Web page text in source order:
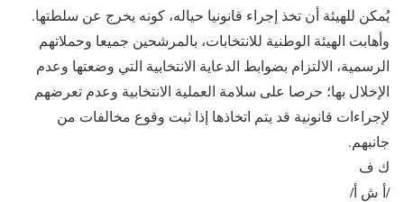
يُمكن للهيئة أن تخذ إجراء قانونيا حياله، كونه يخرج عن سلطتها.
وأهابت الهيئة الوطنية للانتخابات، بالمرشحين جميعا وحملاتهم
الرسمية، الالتزام بضوابط الدعاية الانتخابية التي وضعتها وعدم
الإخلال بها؛ حرصا على سلامة العملية الانتخابية وعدم تعرضهم
لإجراءات قانونية قد يتم اتخاذها إذا ثبت وقوع مخالفات من
جانبهم.
ك ف
/أ ش أ/